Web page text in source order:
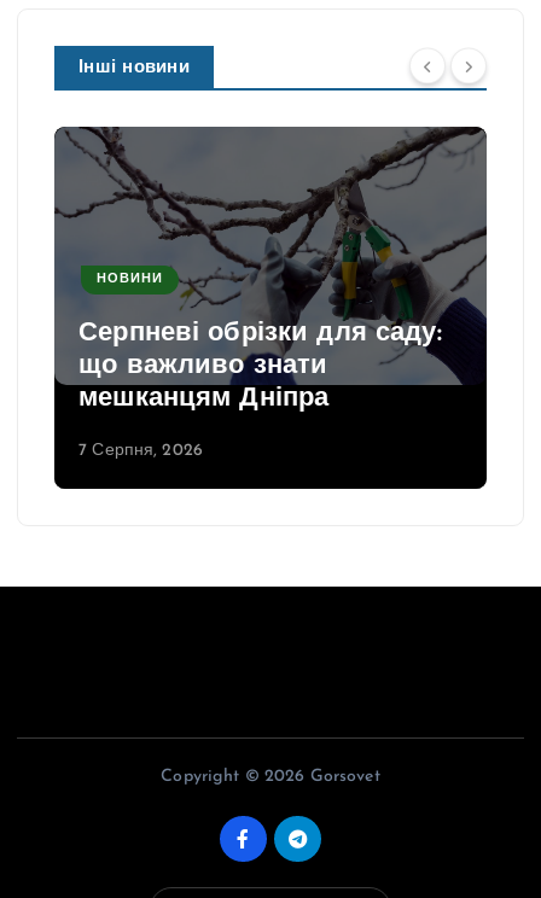
Інші новини
НОВИНИ
Серпневі обрізки для саду:
що важливо знати
мешканцям Дніпра
7 Серпня, 2026
Copyright © 2026 Gorsovet